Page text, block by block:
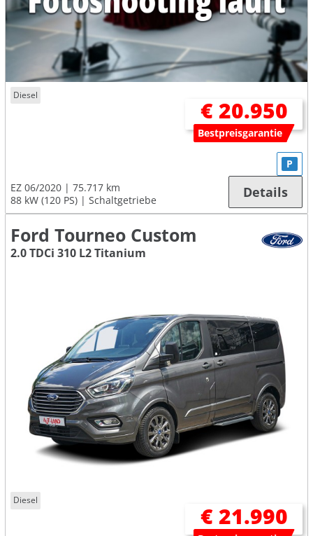
Diesel
€ 20.950
Bestpreisgarantie
EZ 06/2020
75.717 km
88 kW (120 PS)
Schaltgetriebe
P
Details
Ford Tourneo Custom
2.0 TDCi 310 L2 Titanium
Diesel
€ 21.990